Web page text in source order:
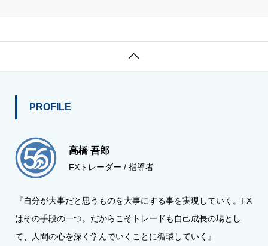

PROFILE
高橋 吾郎
FXトレーダー / 指導者
『自分が大事だと思うものを大事にする事を実現していく。FX
はその手段の一つ。だからこそトレードも自己成長の場とし
て、人間の心を深く学んでいくことに循環していく』